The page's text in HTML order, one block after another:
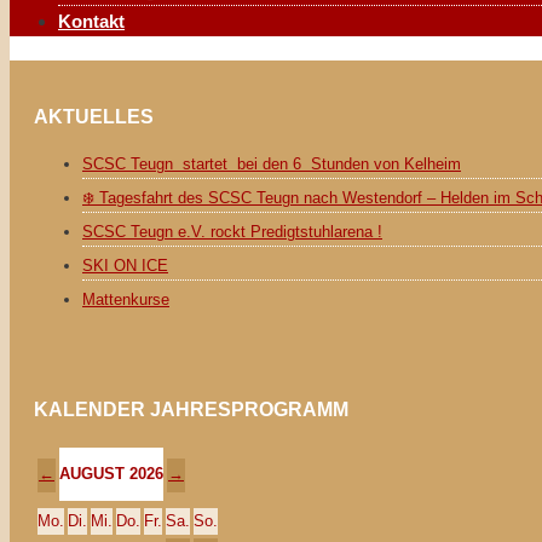
Kontakt
AKTUELLES
SCSC Teugn startet bei den 6 Stunden von Kelheim
❄️ Tagesfahrt des SCSC Teugn nach Westendorf – Helden im
SCSC Teugn e.V. rockt Predigtstuhlarena !
SKI ON ICE
Mattenkurse
KALENDER JAHRESPROGRAMM
← AUGUST 2026 →
Mo. Di. Mi. Do. Fr. Sa. So.